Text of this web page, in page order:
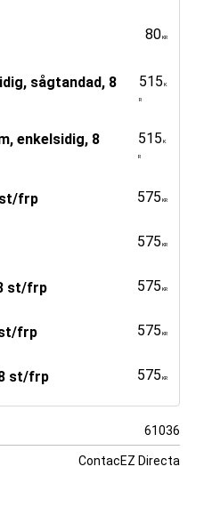
80KR
sågtandad, 8
515 K
R
enkelsidig, 8
515 K
R
st/frp 575 KR
575 KR
st/frp 575 KR
st/frp 575 KR
8 st/frp 575 KR
61036
ContacEZ Directa